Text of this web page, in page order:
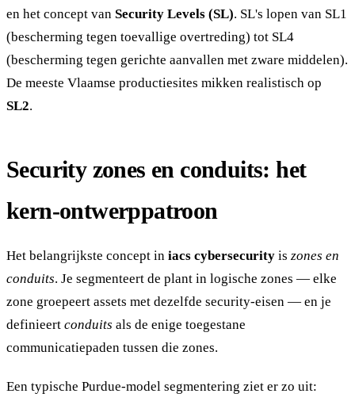
en het concept van Security Levels (SL). SL's lopen van SL1
(bescherming tegen toevallige overtreding) tot SL4
(bescherming tegen gerichte aanvallen met zware middelen).
De meeste Vlaamse productiesites mikken realistisch op
SL2.
Security zones en conduits: het
kern-ontwerppatroon
Het belangrijkste concept in iacs cybersecurity is zones en
conduits. Je segmenteert de plant in logische zones — elke
zone groepeert assets met dezelfde security-eisen — en je
definieert conduits als de enige toegestane
communicatiepaden tussen die zones.
Een typische Purdue-model segmentering ziet er zo uit: